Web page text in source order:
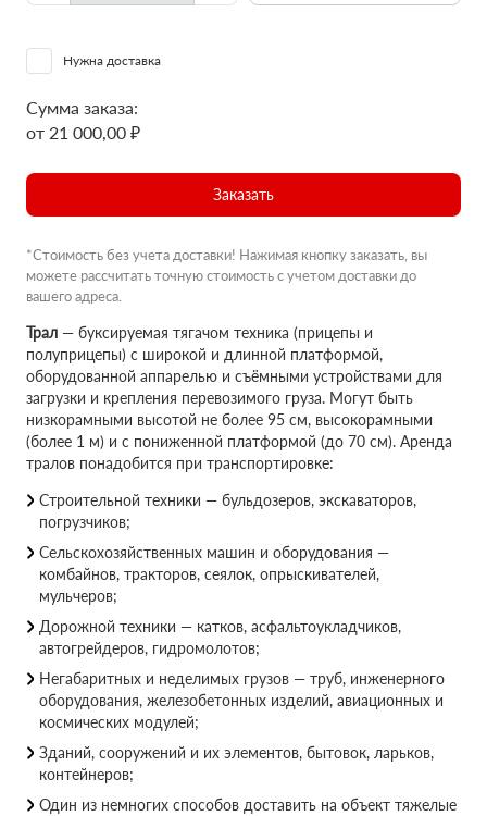
Нужна доставка
Сумма заказа:
от 21 000,00 ₽
Заказать
*Стоимость без учета доставки! Нажимая кнопку заказать, вы
можете рассчитать точную стоимость с учетом доставки до
вашего адреса.
Трал — буксируемая тягачом техника (прицепы и
полуприцепы) с широкой и длинной платформой,
оборудованной аппарелью и съёмными устройствами для
загрузки и крепления перевозимого груза. Могут быть
низкорамными высотой не более 95 см, высокорамными
(более 1 м) и с пониженной платформой (до 70 см). Аренда
тралов понадобится при транспортировке:
Строительной техники — бульдозеров, экскаваторов,
погрузчиков;
Сельскохозяйственных машин и оборудования —
комбайнов, тракторов, сеялок, опрыскивателей,
мульчеров;
Дорожной техники — катков, асфальтоукладчиков,
автогрейдеров, гидромолотов;
Негабаритных и неделимых грузов — труб, инженерного
оборудования, железобетонных изделий, авиационных и
космических модулей;
Зданий, сооружений и их элементов, бытовок, ларьков,
контейнеров;
Один из немногих способов доставить на объект тяжелые